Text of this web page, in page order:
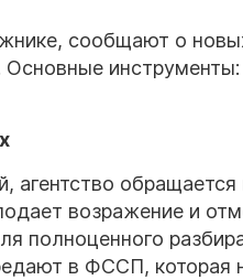
сообщают о
инструменты:
агентство
возражение и
полноценного
в ФССП, которая